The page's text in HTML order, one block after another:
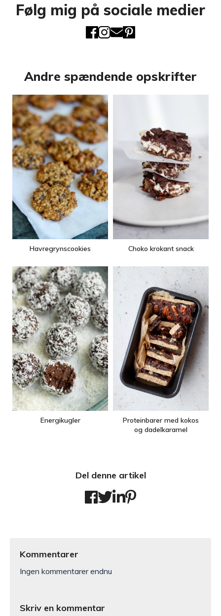
Følg mig på sociale medier
Andre spændende opskrifter
Havregrynscookies Choko krokant snack
Energikugler
Proteinbarer med kokos
og dadelkaramel
Del denne artikel
Kommentarer
Ingen kommentarer endnu
Skriv en kommentar